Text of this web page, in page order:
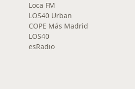
Loca FM
LOS40 Urban
COPE Más Madrid
LOS40
esRadio